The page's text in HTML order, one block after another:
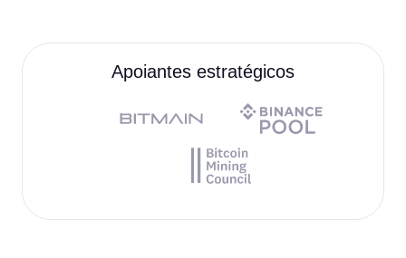
Apoiantes estratégicos